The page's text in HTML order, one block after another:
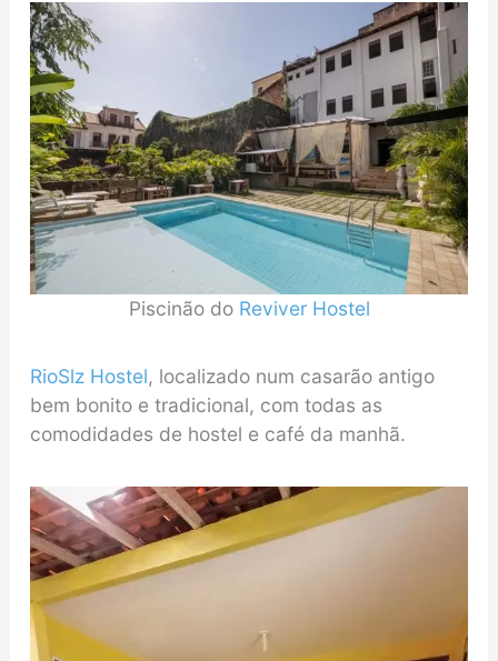
Piscinão do Reviver Hostel
RioSlz Hostel, localizado num casarão antigo
bem bonito e tradicional, com todas as
comodidades de hostel e café da manhã.